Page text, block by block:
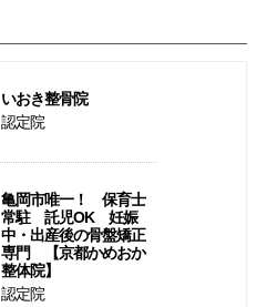
いおき整骨院
認定院
亀岡市唯一！ 保育士
常駐 託児OK 妊娠
中・出産後の骨盤矯正
専門 【京都かめおか
整体院】
認定院